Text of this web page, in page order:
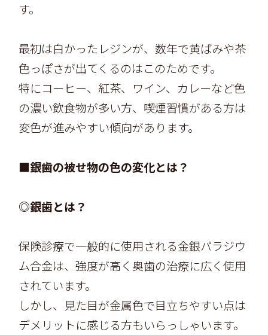
す。
最初は白かったレジンが、数年で黄ばみや茶
色っぽさが出てくるのはこのためです。
特にコーヒー、紅茶、ワイン、カレーなど色
の濃い飲食物が多い方、喫煙習慣がある方は
変色が進みやすい傾向があります。
■銀歯の被せ物の色の変化とは？
◎銀歯とは？
保険診療で一般的に使用される金銀パラジウ
ム合金は、強度が高く奥歯の治療に広く使用
されています。
しかし、見た目が金属色で目立ちやすい点は
デメリットに感じる方もいらっしゃいます。